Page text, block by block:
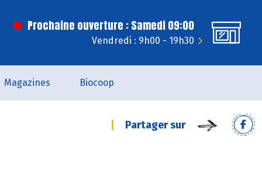
Prochaine ouverture : Samedi 09:00
Vendredi : 9h00 - 19h30
Magazines Biocoop
Partager sur